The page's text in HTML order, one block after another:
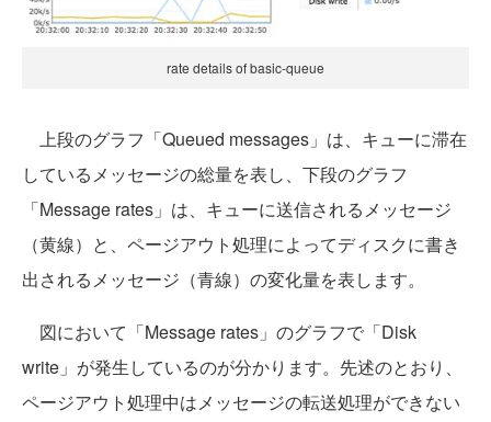
rate details of basic-queue
上段のグラフ「Queued messages」は、キューに滞在
しているメッセージの総量を表し、下段のグラフ
「Message rates」は、キューに送信されるメッセージ
（黄線）と、ページアウト処理によってディスクに書き
出されるメッセージ（青線）の変化量を表します。
図において「Message rates」のグラフで「Disk
write」が発生しているのが分かります。先述のとおり、
ページアウト処理中はメッセージの転送処理ができない